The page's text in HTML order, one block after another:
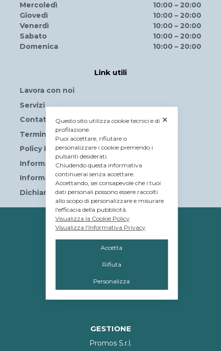
Mercoledì
Giovedì
Venerdì
Sabato
Domenica
10:00 – 20:00
10:00 – 20:00
10:00 – 20:00
10:00 – 20:00
10:00 – 20:00
Link utili
Lavora con noi
Servizi
Contattaci
Termini e Condizioni
Policy Privacy
Informativa sui Cookies
Informative privacy
Dichiarazione di accessibilità
PROPRIETÀ
© Tavolera S.r.l.
12084 Mondovì (CN)
Piazza G.Jemina 47
GESTIONE
Promos S.r.l.
✕
Questo sito utilizza cookie tecnici e di
profilazione.
Puoi accettare, rifiutare o
personalizzare i cookie premendo i
pulsanti desiderati.
Chiudendo questa informativa
continuerai senza accettare.
Accettando, sei consapevole che i tuoi
dati personali possono essere raccolti
allo scopo di personalizzare e misurare
l'efficacia della pubblicità.
Visualizza la Cookie Policy
Visualizza l'Informativa Privacy
Accetta
Rifiuta
Personalizza